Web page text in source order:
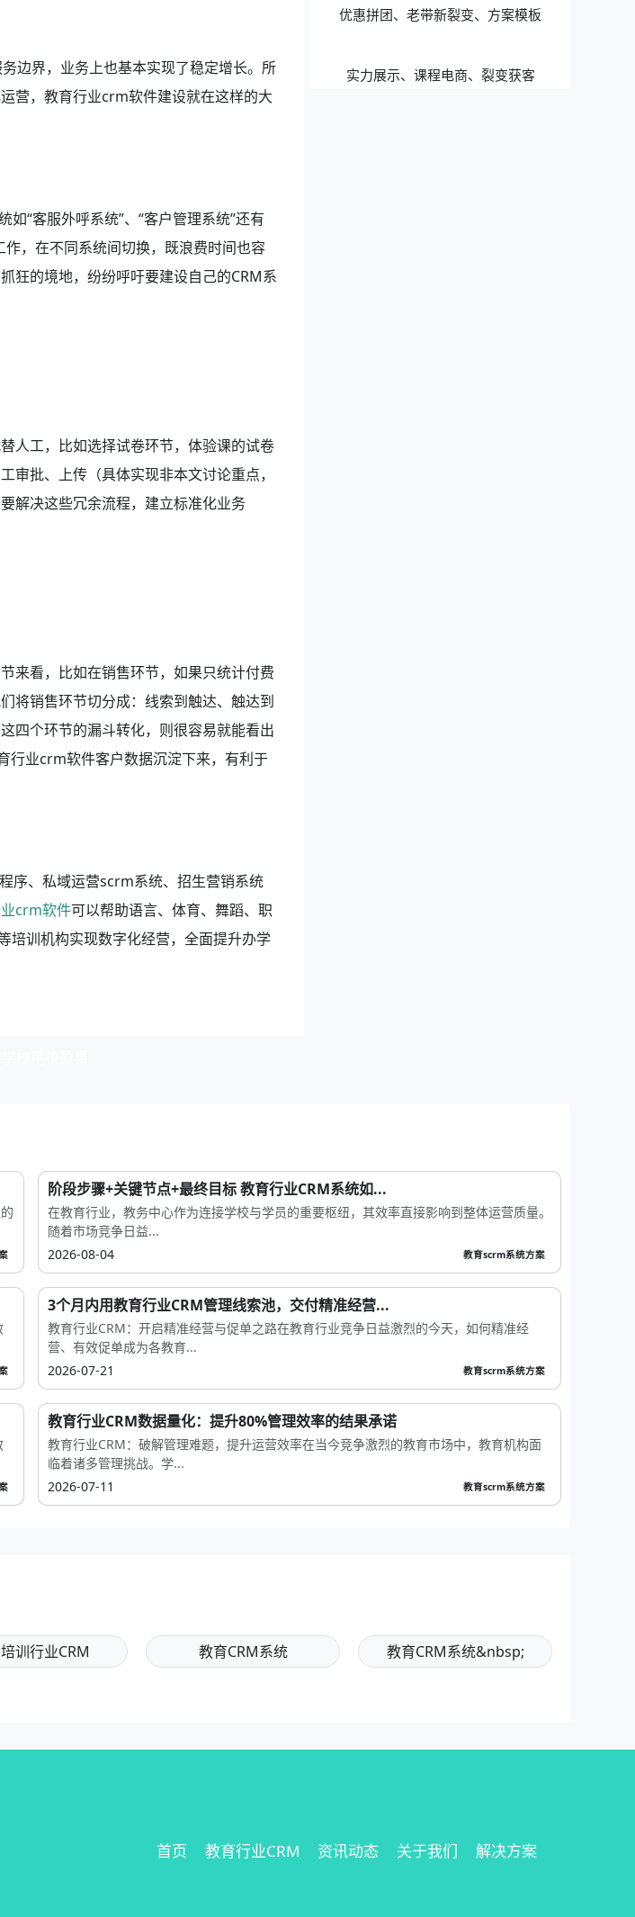
边界，业务上也基本实现了稳定增长。所
营，教育行业crm软件建设就在这样的大
“客服外呼系统”、“客户管理系统”还有
，在不同系统间切换，既浪费时间也容
狂的境地，纷纷呼吁要建设自己的CRM系
人工，比如选择试卷环节，体验课的试卷
审批、上传（具体实现非本文讨论重点，
解决这些冗余流程，建立标准化业务
来看，比如在销售环节，如果只统计付费
将销售环节切分成：线索到触达、触达到
四个环节的漏斗转化，则很容易就能看出
行业crm软件客户数据沉淀下来，有利于
序、私域运营scrm系统、招生营销系统
crm软件可以帮助语言、体育、舞蹈、职
培训机构实现数字化经营，全面提升办学
优惠拼团、老带新裂变、方案模板
实力展示、课程电商、裂变获客
阶段步骤+关键节点+最终目标 教育行业CRM系统如...
在教育行业，教务中心作为连接学校与学员的重要枢纽，其效率直接影响到整体运营质量。
随着市场竞争日益...
2026-08-04
教育scrm系统方案
3个月内用教育行业CRM管理线索池，交付精准经营...
教育行业CRM：开启精准经营与促单之路在教育行业竞争日益激烈的今天，如何精准经
营、有效促单成为各教育...
2026-07-21
教育scrm系统方案
教育行业CRM数据量化：提升80%管理效率的结果承诺
教育行业CRM：破解管理难题，提升运营效率在当今竞争激烈的教育市场中，教育机构面
临着诸多管理挑战。学...
2026-07-11
教育scrm系统方案
训行业CRM 教育CRM系统 教育CRM系统&nbsp;
首页 教育行业CRM 资讯动态 关于我们 解决方案